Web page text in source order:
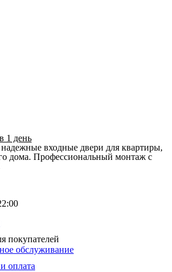
1 день
входные двери для квартиры,
дома. Профессиональный монтаж с
покупателей
обслуживание
оплата